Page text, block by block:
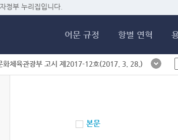
정부 누리집입니다.
어문 규정 항별 연혁
체육관광부 고시 제2017-12호(2017. 3. 28.)
본문